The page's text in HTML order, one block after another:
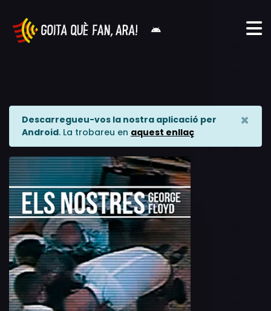
Descarregueu-vos la nostra aplicació per
Android. La trobareu en aquest enllaç
×